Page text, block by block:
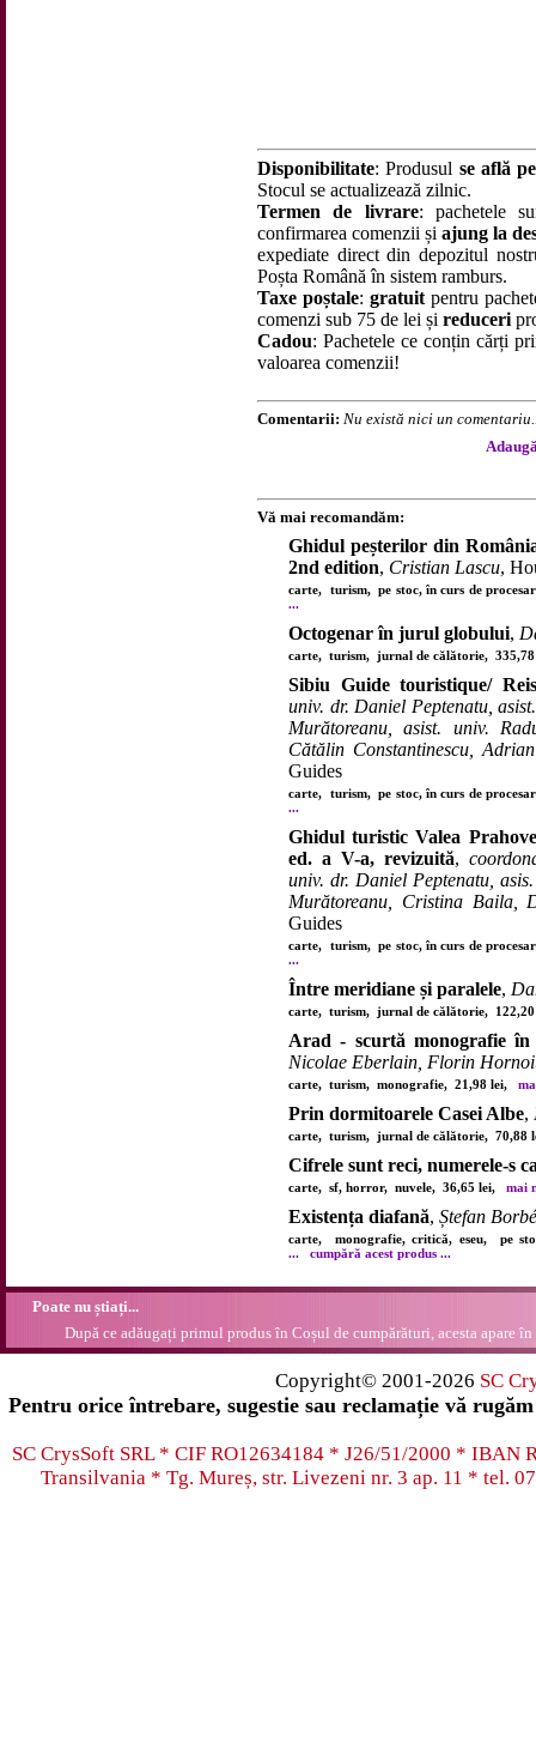
Disponibilitate: Produsul se află
Stocul se actualizează zilnic.
Termen de livrare: pachetele
confirmarea comenzii șiajung la
expediate direct din depozitul
Poșta Română în sistem ramburs.
Taxe poștale: gratuitpentru
comenzi sub 75 de lei și reduceri
Cadou: Pachetele ce conțin cărți
valoarea comenzii!
Comentarii: Nu există nici un
Vă mai recomandăm:
Ghidul peșterilor din
2nd edition, Cristian Lascu,
carte, turism, pe stoc, în curs de
...
Octogenar în jurul globului,
carte, turism, jurnal de călătorie,
Sibiu Guide touristique/
univ. dr. Daniel Peptenatu,
Murătoreanu, asist. univ.
Cătălin Constantinescu,
Guides
carte, turism, pe stoc, în curs de
...
Ghidul turistic Valea
ed. a V-a, revizuită,
univ. dr. Daniel Peptenatu,
Murătoreanu, Cristina Baila,
Guides
carte, turism, pe stoc, în curs de
...
Între meridiane și paralele,
carte, turism, jurnal de călătorie,
Arad - scurtă monografie în
Nicolae Eberlain, Florin
carte, turism, monografie, 21,98 lei,
Prin dormitoarele Casei Albe,
carte, turism, jurnal de călătorie,
Cifrele sunt reci, numerele-s
carte, sf, horror, nuvele, 36,65 lei, mai
Existența diafană, Ștefan
carte, monografie, critică, eseu, pe
...
cumpără acest produs ...
Poate nu știați...
După ce adăugați primul produs în Coșul de cumpărături, acesta apare
Copyright© 2001-2026 SC
Pentru orice întrebare, sugestie sau reclamație vă
SC CrysSoft SRL * CIF RO12634184 * J26/51/2000 * IBAN
Transilvania * Tg. Mureș, str. Livezeni nr. 3 ap. 11 * tel.